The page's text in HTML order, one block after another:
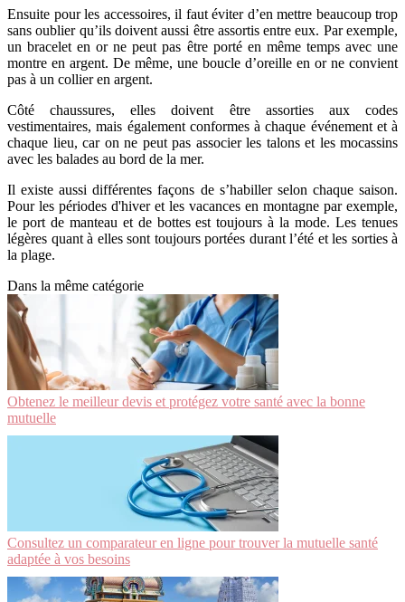
Ensuite pour les accessoires, il faut éviter d’en mettre beaucoup trop
sans oublier qu’ils doivent aussi être assortis entre eux. Par exemple,
un bracelet en or ne peut pas être porté en même temps avec une
montre en argent. De même, une boucle d’oreille en or ne convient
pas à un collier en argent.
Côté chaussures, elles doivent être assorties aux codes
vestimentaires, mais également conformes à chaque événement et à
chaque lieu, car on ne peut pas associer les talons et les mocassins
avec les balades au bord de la mer.
Il existe aussi différentes façons de s’habiller selon chaque saison.
Pour les périodes d'hiver et les vacances en montagne par exemple,
le port de manteau et de bottes est toujours à la mode. Les tenues
légères quant à elles sont toujours portées durant l’été et les sorties à
la plage.
Dans la même catégorie
Obtenez le meilleur devis et protégez votre santé avec la bonne
mutuelle
Consultez un comparateur en ligne pour trouver la mutuelle santé
adaptée à vos besoins